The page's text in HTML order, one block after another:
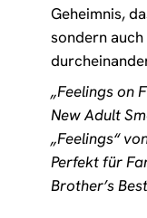
Geheimnis,
sondern
„Feelings on
New Adult
„Feelings“
Perfekt für
Brother’s